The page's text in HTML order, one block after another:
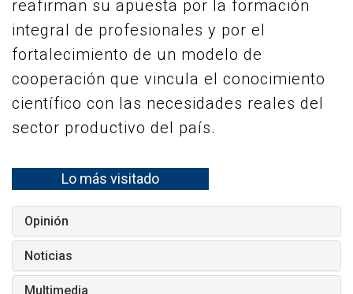
reafirman su apuesta por la formación
integral de profesionales y por el
fortalecimiento de un modelo de
cooperación que vincula el conocimiento
científico con las necesidades reales del
sector productivo del país.
Lo más visitado
Opinión
Noticias
Multimedia